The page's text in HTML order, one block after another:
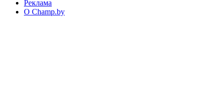
Реклама
О Champ.by